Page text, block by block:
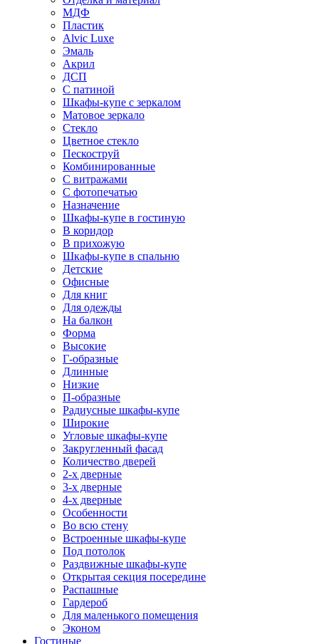
МДФ
Пластик
Alvic Luxe
Эмаль
Акрил
ДСП
С патиной
Шкафы-купе с зеркалом
Матовое зеркало
Стекло
Цветное стекло
Пескоструй
Комбинированные
С витражами
С фотопечатью
Назначение
Шкафы-купе в гостиную
В коридор
В прихожую
Шкафы-купе в спальню
Детские
Офисные
Для книг
Для одежды
На балкон
Форма
Высокие
Г-образные
Длинные
Низкие
П-образные
Радиусные шкафы-купе
Широкие
Угловые шкафы-купе
Закругленный фасад
Количество дверей
2-х дверные
3-х дверные
4-х дверные
Особенности
Во всю стену
Встроенные шкафы-купе
Под потолок
Раздвижные шкафы-купе
Открытая секция посередине
Распашные
Гардероб
Для маленького помещения
Эконом
Гостиные